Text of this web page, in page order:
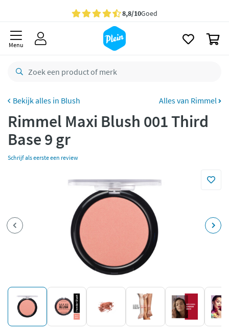
Gratisbezorging vanaf 35,- *
Bestelling uiterlijkzaterdag
Gratisretourneren
Betaal met Klarna
Menu
Blush Alles van Rimmel
Rimmel Maxi Blush 001 Third
Base 9 gr
Schrijf als eerste een review